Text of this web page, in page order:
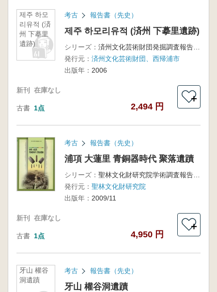
제주 하모
리유적 (済
州 下摹里
遺跡)
考古 報告書（先史）
제주 하모리유적 (済州 下摹里遺跡)
シリーズ：
済州文化芸術財団発掘調査報告 16冊
発行元： 済州文化芸術財団、西帰浦市
出版年： 2006
新刊 在庫なし
古書 1点 2,494 円
＋
考古 報告書（先史）
浦項 大蓮里 青銅器時代 聚落遺蹟
シリーズ：
聖林文化財研究院学術調査報告 第34冊
発行元： 聖林文化財研究院
出版年： 2009/11
新刊 在庫なし
古書 1点 4,950 円
＋
牙山 權谷
洞遺蹟
考古 報告書（先史）
牙山 權谷洞遺蹟